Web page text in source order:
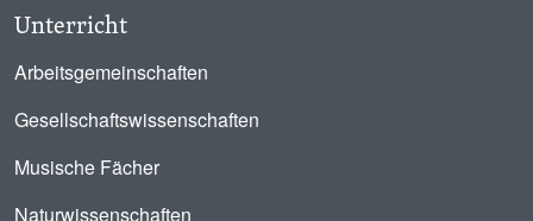
Unterricht
Arbeitsgemeinschaften
Gesellschaftswissenschaften
Musische Fächer
Naturwissenschaften